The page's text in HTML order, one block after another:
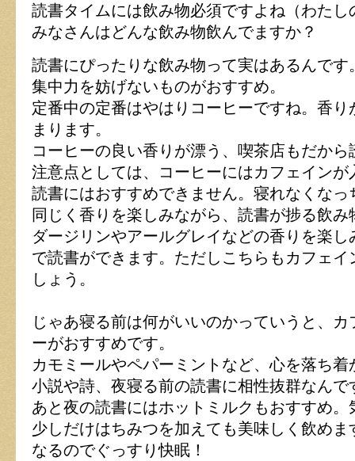
読書タイムには飲み物必須ですよね（わた
みなさんはどんな飲み物飲んでますか？
読書にぴったりな飲み物って実はあるんで
集中力を妨げないものがおすすめ。
定番中の定番はやはりコーヒーですね。香
まります。
コーヒーの良い香りが漂う、喫茶店もだか
注意点としては、コーヒーにはカフェイン
読書にはおすすめできません。寝れなくなっ
同じく香りを楽しみながら、読書が捗る飲
ダージリンやアールグレイなどの香りを楽
で読書ができます。ただしこちらもカフェ
しょう。
じゃあ寝る前は何がいいのかっていうと、
ーがおすすめです。
カモミールやペパーミントなど、心を落ち
小説や詩、夜寝る前の読書に相性抜群なんで
あと夜の読書にはホットミルクもおすすめ
少しだけはちみつを加えても美味しく飲め
なるのでぐっすり快眠！